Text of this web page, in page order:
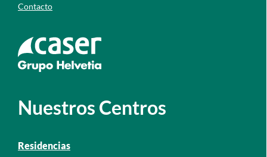
Contacto
Ir a la web de caser
Nuestros Centros
Residencias